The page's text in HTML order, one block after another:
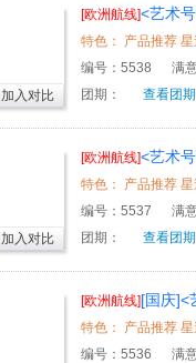
[欧洲航线]<艺术
免费Wifi、地道
编号： 5538 满
团期：
查看团
加入对比
[欧洲航线]<艺术
免费Wifi、CK小
编号： 5537 满
团期：
查看团
加入对比
[欧洲航线][国庆]<
务、船上免费
编号： 5536 满